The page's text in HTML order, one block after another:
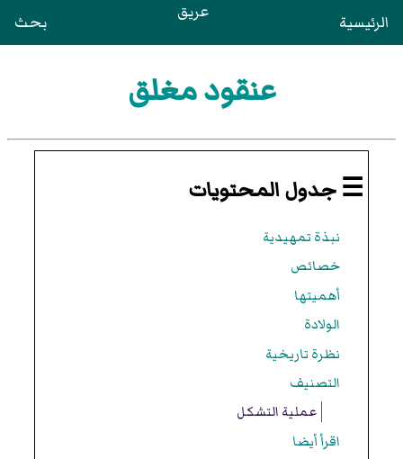
الرئيسية عريق بحث
عنقود مغلق
☰ جدول المحتويات
نبذة تمهيدية
خصائص
أهميتها
الولادة
نظرة تاريخية
التصنيف
عملية التشكل
اقرأ أيضا